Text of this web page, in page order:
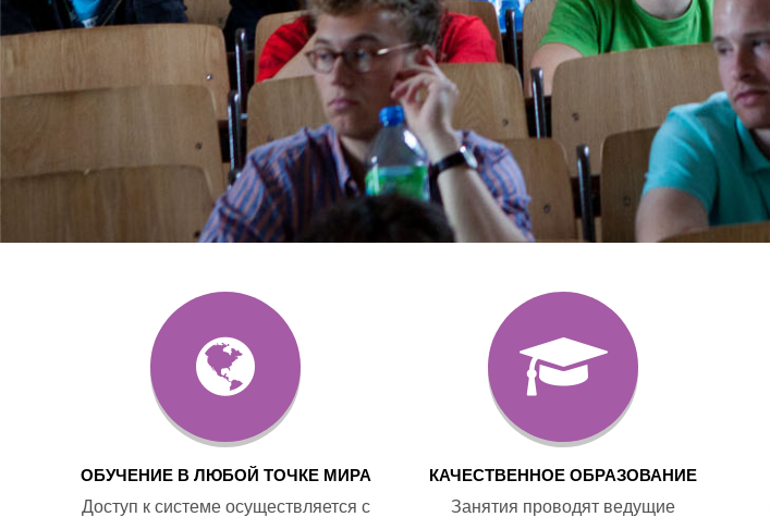
ОБУЧЕНИЕ В ЛЮБОЙ ТОЧКЕ МИРА
Доступ к системе осуществляется с
КАЧЕСТВЕННОЕ ОБРАЗОВАНИЕ
Занятия проводят ведущие